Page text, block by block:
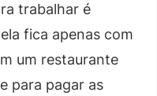
trabalhar é
fica apenas com
um restaurante
para pagar as